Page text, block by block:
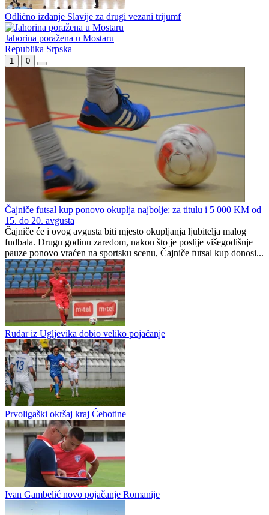
Najbolji strijelac lige u Trebinju: Leotar doveo pojačanje za Ligu 6
Spars i Mostar ispali iz lige
Odlično izdanje Slavije za drugi vezani trijumf
Jahorina poražena u Mostaru
Republika Srpska
1 0
Čajniče futsal kup ponovo okuplja najbolje: za titulu i 5 000 KM od
15. do 20. avgusta
Čajniče će i ovog avgusta biti mjesto okupljanja ljubitelja malog
fudbala. Drugu godinu zaredom, nakon što je poslije višegodišnje
pauze ponovo vraćen na sportsku scenu, Čajniče futsal kup donosi...
Rudar iz Ugljevika dobio veliko pojačanje